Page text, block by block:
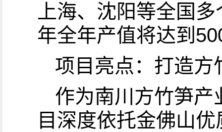
上海、沈阳等全国
年全年产值将达到
项目亮点：打造方
作为南川方竹笋产
目深度依托金佛山